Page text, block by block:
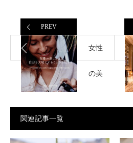
PREV
女性
の美
関連記事一覧